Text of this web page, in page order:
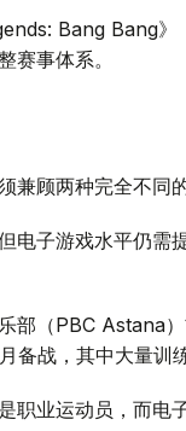
Bang Bang》
赛事体系。
顾两种完全不同
电子游戏水平仍需
部（PBC Astana
战，其中大量训
职业运动员，而电